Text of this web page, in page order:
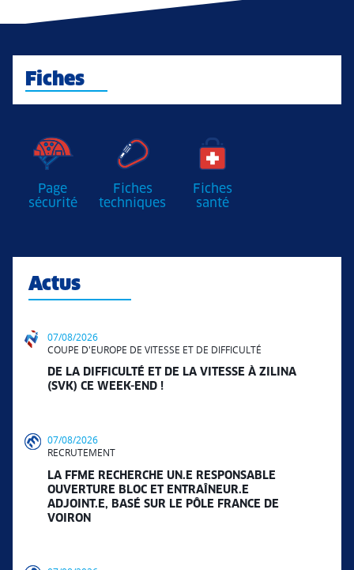
Fiches
Page
sécurité
Fiches
techniques
Fiches
santé
Actus
07/08/2026
COUPE D'EUROPE DE VITESSE ET DE DIFFICULTÉ
DE LA DIFFICULTÉ ET DE LA VITESSE À ZILINA
(SVK) CE WEEK-END !
07/08/2026
RECRUTEMENT
LA FFME RECHERCHE UN.E RESPONSABLE
OUVERTURE BLOC ET ENTRAÎNEUR.E
ADJOINT.E, BASÉ SUR LE PÔLE FRANCE DE
VOIRON